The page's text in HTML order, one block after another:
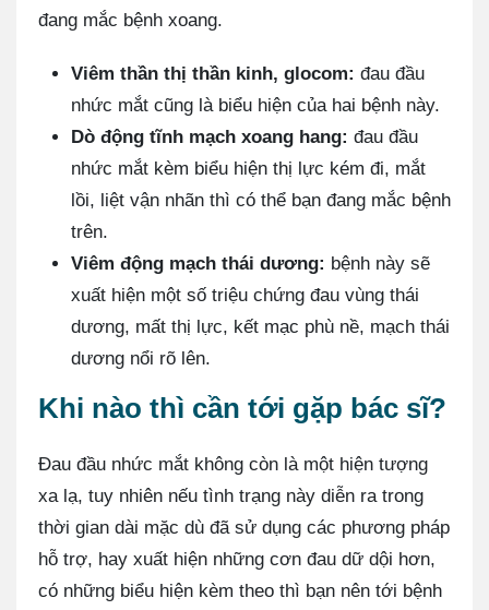
đang mắc bệnh xoang.
Viêm thần thị thần kinh, glocom: đau đầu
nhức mắt cũng là biểu hiện của hai bệnh này.
Dò động tĩnh mạch xoang hang: đau đầu
nhức mắt kèm biểu hiện thị lực kém đi, mắt
lồi, liệt vận nhãn thì có thể bạn đang mắc bệnh
trên.
Viêm động mạch thái dương: bệnh này sẽ
xuất hiện một số triệu chứng đau vùng thái
dương, mất thị lực, kết mạc phù nề, mạch thái
dương nổi rõ lên.
Khi nào thì cần tới gặp bác sĩ?
Đau đầu nhức mắt không còn là một hiện tượng
xa lạ, tuy nhiên nếu tình trạng này diễn ra trong
thời gian dài mặc dù đã sử dụng các phương pháp
hỗ trợ, hay xuất hiện những cơn đau dữ dội hơn,
có những biểu hiện kèm theo thì bạn nên tới bệnh